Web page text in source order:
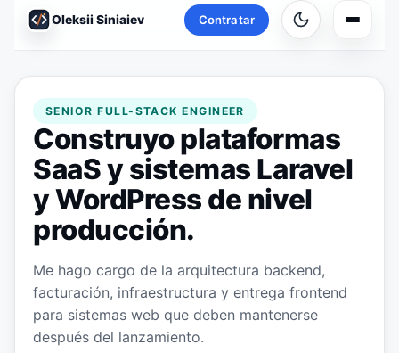
Oleksii Siniaiev Contratar
SENIOR FULL-STACK ENGINEER
Construyo plataformas
SaaS y sistemas Laravel
y WordPress de nivel
producción.
Me hago cargo de la arquitectura backend,
facturación, infraestructura y entrega frontend
para sistemas web que deben mantenerse
después del lanzamiento.